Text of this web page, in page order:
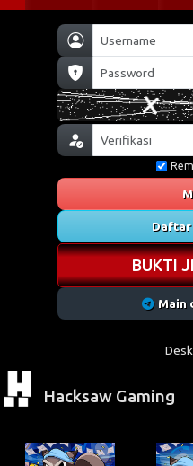
Daftar
BUKTI
Main
Hacksaw Gaming